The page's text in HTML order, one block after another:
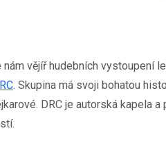
vějíř hudebních vystoupení
. Skupina má svoji bohatou
DRC je autorská kapela